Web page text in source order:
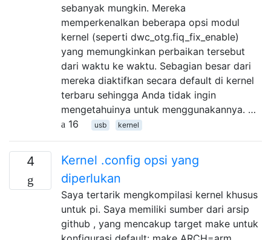
sebanyak mungkin. Mereka
memperkenalkan beberapa opsi modul
kernel (seperti dwc_otg.fiq_fix_enable)
yang memungkinkan perbaikan tersebut
dari waktu ke waktu. Sebagian besar dari
mereka diaktifkan secara default di kernel
terbaru sehingga Anda tidak ingin
mengetahuinya untuk menggunakannya. …
16
usb kernel
4
Kernel .config opsi yang
diperlukan
Saya tertarik mengkompilasi kernel khusus
untuk pi. Saya memiliki sumber dari arsip
github , yang mencakup target make untuk